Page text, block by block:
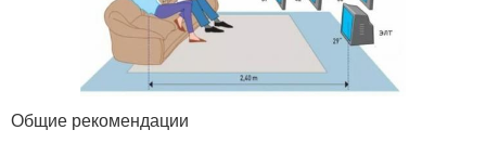
Общие рекомендации